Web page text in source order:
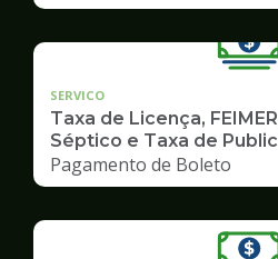
SERVICO
Taxa de Licença,
Séptico e Taxa de
Pagamento de Boleto